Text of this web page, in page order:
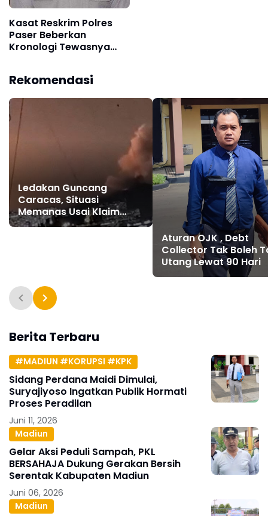
Kasat Reskrim Polres
Paser Beberkan
Kronologi Tewasnya
Rekomendasi
Ledakan Guncang
Caracas, Situasi
Memanas Usai Klaim
Trump soal
Aturan OJK , Debt
Collector Tak Boleh
Utang Lewat 90 Hari
Berita Terbaru
#MADIUN #KORUPSI #KPK
Sidang Perdana Maidi Dimulai,
Suryajiyoso Ingatkan Publik Hormati
Proses Peradilan
Juni 11, 2026
Madiun
Gelar Aksi Peduli Sampah, PKL
BERSAHAJA Dukung Gerakan Bersih
Serentak Kabupaten Madiun
Juni 06, 2026
Madiun